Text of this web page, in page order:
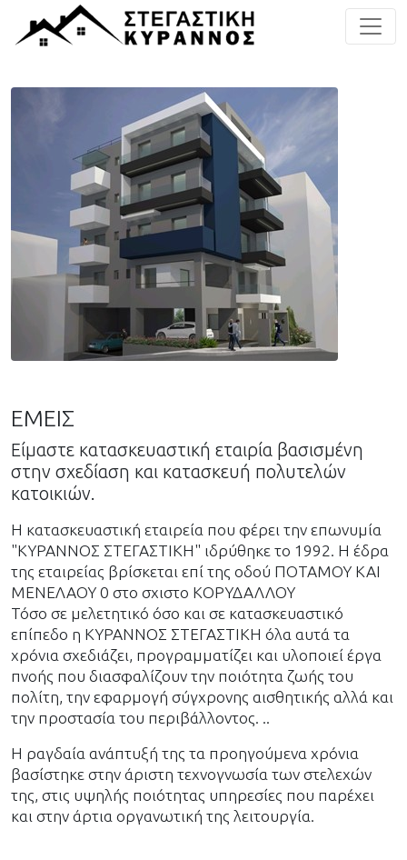
ΕΜΕΙΣ
Είμαστε κατασκευαστική εταιρία βασισμένη
στην σχεδίαση και κατασκευή πολυτελών
κατοικιών.
Η κατασκευαστική εταιρεία που φέρει την επωνυμία
"ΚΥΡΑΝΝΟΣ ΣΤΕΓΑΣΤΙΚΗ" ιδρύθηκε το 1992. H έδρα
της εταιρείας βρίσκεται επί της οδού ΠΟΤΑΜΟΥ ΚΑΙ
ΜΕΝΕΛΑΟΥ 0 στο σχιστο ΚΟΡΥΔΑΛΛΟΥ
Τόσο σε μελετητικό όσο και σε κατασκευαστικό
επίπεδο η ΚΥΡΑΝΝΟΣ ΣΤΕΓΑΣΤΙΚΗ όλα αυτά τα
χρόνια σχεδιάζει, προγραμματίζει και υλοποιεί έργα
πνοής που διασφαλίζουν την ποιότητα ζωής του
πολίτη, την εφαρμογή σύγχρονης αισθητικής αλλά και
την προστασία του περιβάλλοντος. ..
Η ραγδαία ανάπτυξή της τα προηγούμενα χρόνια
βασίστηκε στην άριστη τεχνογνωσία των στελεχών
της, στις υψηλής ποιότητας υπηρεσίες που παρέχει
και στην άρτια οργανωτική της λειτουργία.